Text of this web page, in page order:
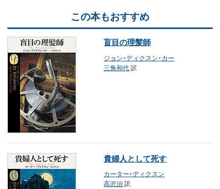
この本もおすすめ
盲目の理髪師
ジョン・ディクスン・カー
三角和代訳
貴婦人として死す
カーター・ディクスン
高沢治訳